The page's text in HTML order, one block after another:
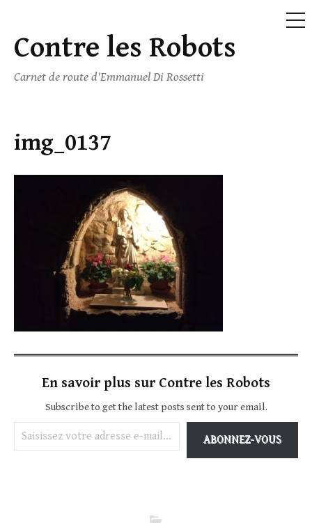
Skip
to
content
Contre les Robots
Carnet de route d'Emmanuel Di Rossetti
img_0137
En savoir plus sur Contre les Robots
Subscribe to get the latest posts sent to your email.
Saisissez votre adresse e-mail…
ABONNEZ-VOUS